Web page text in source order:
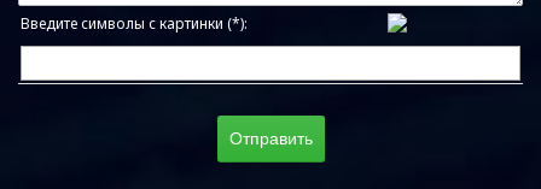
Введите символы с картинки (*):